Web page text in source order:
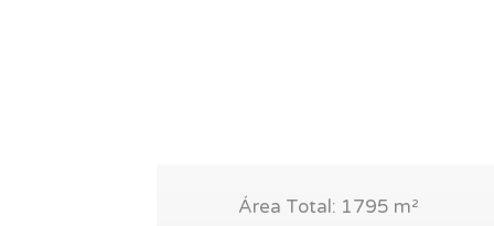
Área Total: 1795 m²